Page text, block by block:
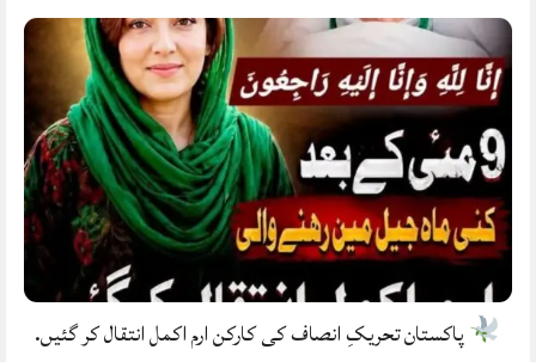
پاکستان تحریکِ انصاف کی کارکن ارم اکمل انتقال کر گئیں.